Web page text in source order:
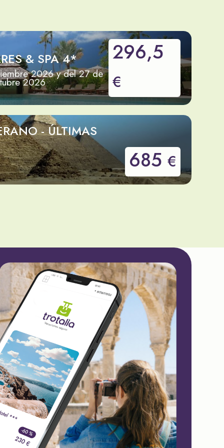
& SPA 4*
2026 y del 27 de
2026
296,5
€
- ÚLTIMAS
685 €